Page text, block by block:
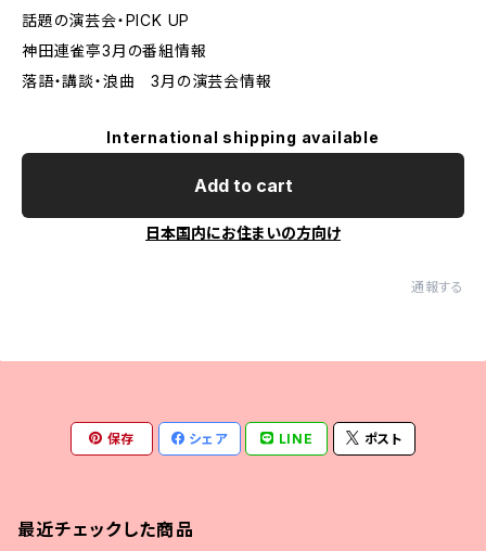
話題の演芸会・PICK UP
神田連雀亭3月の番組情報
落語・講談・浪曲 3月の演芸会情報
International shipping available
Add to cart
日本国内にお住まいの方向け
通報する
保存 シェア LINE ポスト
最近チェックした商品